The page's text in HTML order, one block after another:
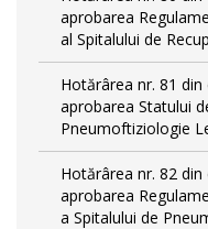
aprobarea
al Spitalului de
Hotărârea nr. 81
aprobarea Statului
Pneumoftiziologie
Hotărârea nr. 82
aprobarea
a Spitalului de